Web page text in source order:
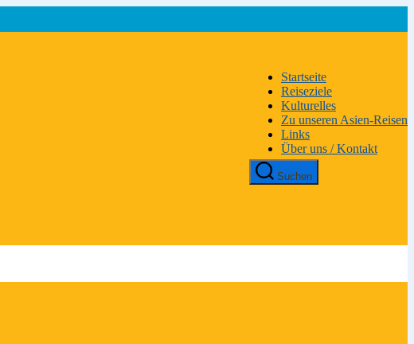
Startseite
Reiseziele
Kulturelles
Zu unseren Asien-Reisen
Links
Über uns / Kontakt
Suchen